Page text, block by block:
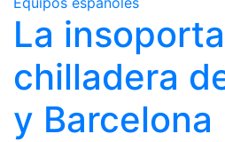
La
chilladera
y Barcelona